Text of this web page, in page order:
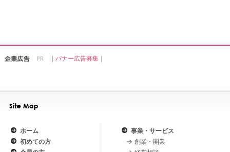
｜ バナー広告募集 ｜
ホーム
初めての方
事業・サービス
創業・開業